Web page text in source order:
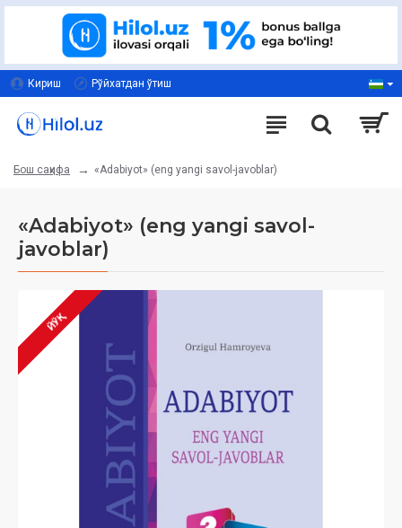
Кириш Рўйхатдан ўтиш
Бош саҳифа «Adabiyot» (eng yangi savol-javoblar) ‎
«Adabiyot» (eng yangi savol-
javoblar) ‎
ЙЎҚ